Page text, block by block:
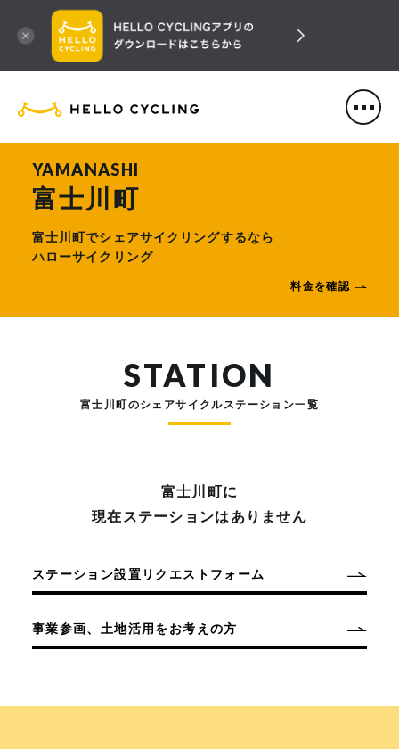
HELLO CYCLING（ハローサ
YAMANASHI
富士川町
富士川町でシェアサイクリングするなら
ハローサイクリング
料金を確認
STATION
富士川町のシェアサイクルステーション一覧
富士川町に
現在ステーションはありません
ステーション設置リクエストフォーム
事業参画、土地活用をお考えの方